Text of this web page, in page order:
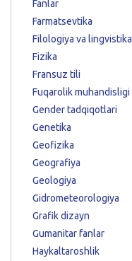
Fanlar
Farmatsevtika
Filologiya va lingvistika
Fizika
Fransuz tili
Fuqarolik muhandisligi
Gender tadqiqotlari
Genetika
Geofizika
Geografiya
Geologiya
Gidrometeorologiya
Grafik dizayn
Gumanitar fanlar
Haykaltaroshlik